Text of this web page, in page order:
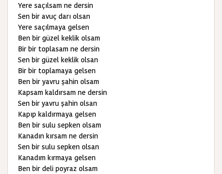
Yere saçılsam ne dersin
Sen bir avuç darı olsan
Yere saçılmaya gelsen
Ben bir güzel keklik olsam
Bir bir toplasam ne dersin
Sen bir güzel keklik olsan
Bir bir toplamaya gelsen
Ben bir yavru şahin olsam
Kapsam kaldırsam ne dersin
Sen bir yavru şahin olsan
Kapıp kaldırmaya gelsen
Ben bir sulu sepken olsam
Kanadın kırsam ne dersin
Sen bir sulu sepken olsan
Kanadım kırmaya gelsen
Ben bir deli poyraz olsam